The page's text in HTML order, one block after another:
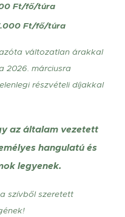
Ft/fő/túra
Ft/fő/túra
változatlan árakkal
2026. márciusra
részvételi díjakkal
az általam vezetett
hangulatú és
legyenek.
szívből szeretett
👣💚